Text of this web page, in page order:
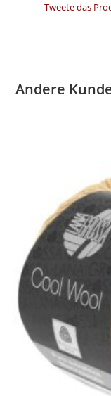
Tweete das
Andere